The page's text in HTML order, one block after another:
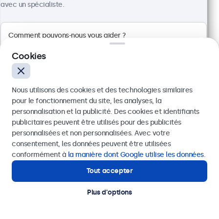
Écran Tactile 13 Pouces
Référence :13TS7
100+ pièces en stock
Écran tactile Full HD multipoint
Entrées : HDMI, DisplayPort, USB-C, VGA
Dimensions : 318 x 200 x 34 mm
avec un spécialiste.
Envoyer
Ou appelez-nous au+41 43 50 80 772
Contactez nos spécialistes.
Cookies
Nous utilisons des cookies et des technologies similaires
pour le fonctionnement du site, les analyses, la
personnalisation et la publicité. Des cookies et identifiants
publicitaires peuvent être utilisés pour des publicités
personnalisées et non personnalisées. Avec votre
consentement, les données peuvent être utilisées
conformément à la manière dont Google utilise les données.
Tout accepter
Plus d'options